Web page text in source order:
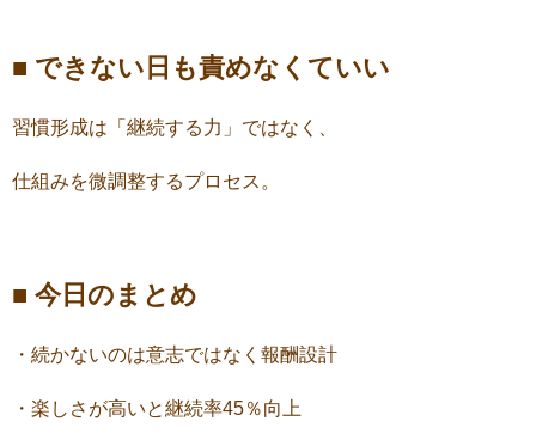
■ できない日も責めなくていい
習慣形成は「継続する力」ではなく、
仕組みを微調整するプロセス。
■ 今日のまとめ
・続かないのは意志ではなく報酬設計
・楽しさが高いと継続率45％向上